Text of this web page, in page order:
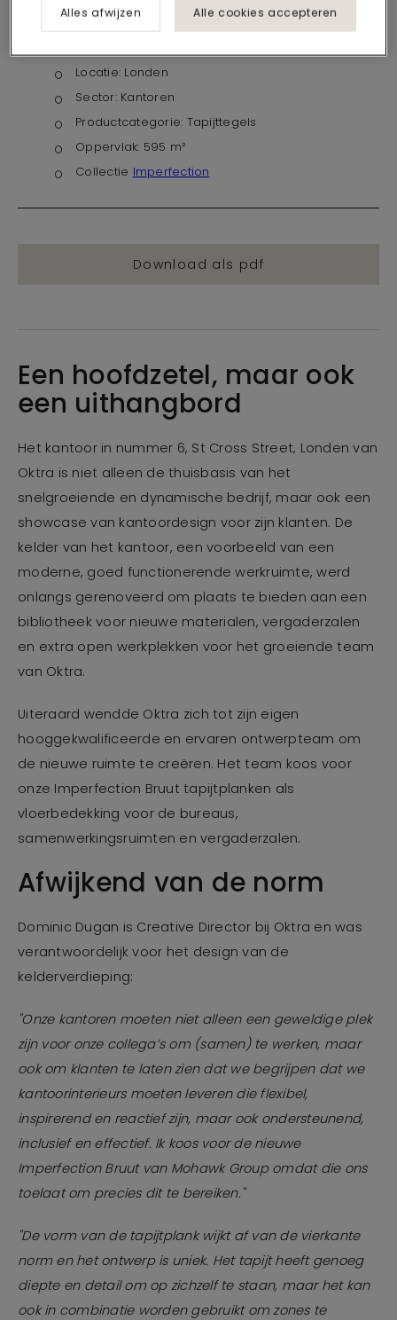
Locatie: Londen
Sector: Kantoren
Productcategorie: Tapijttegels
Oppervlak: 595 m²
Collectie Imperfection
Download als pdf
Een hoofdzetel, maar ook
een uithangbord
Het kantoor in nummer 6, St Cross Street, Londen van
Oktra is niet alleen de thuisbasis van het
snelgroeiende en dynamische bedrijf, maar ook een
showcase van kantoordesign voor zijn klanten. De
kelder van het kantoor, een voorbeeld van een
moderne, goed functionerende werkruimte, werd
onlangs gerenoveerd om plaats te bieden aan een
bibliotheek voor nieuwe materialen, vergaderzalen
en extra open werkplekken voor het groeiende team
van Oktra.
Uiteraard wendde Oktra zich tot zijn eigen
hooggekwalificeerde en ervaren ontwerpteam om
de nieuwe ruimte te creëren. Het team koos voor
onze Imperfection Bruut tapijtplanken als
vloerbedekking voor de bureaus,
samenwerkingsruimten en vergaderzalen.
Afwijkend van de norm
Dominic Dugan is Creative Director bij Oktra en was
verantwoordelijk voor het design van de
kelderverdieping:
"Onze kantoren moeten niet alleen een geweldige plek
zijn voor onze collega’s om (samen) te werken, maar
ook om klanten te laten zien dat we begrijpen dat we
kantoorinterieurs moeten leveren die flexibel,
inspirerend en reactief zijn, maar ook ondersteunend,
inclusief en effectief. Ik koos voor de nieuwe
Imperfection Bruut van Mohawk Group omdat die ons
toelaat om precies dit te bereiken."
"De vorm van de tapijtplank wijkt af van de vierkante
norm en het ontwerp is uniek. Het tapijt heeft genoeg
diepte en detail om op zichzelf te staan, maar het kan
ook in combinatie worden gebruikt om zones te
Alles afwijzen Alle cookies accepteren